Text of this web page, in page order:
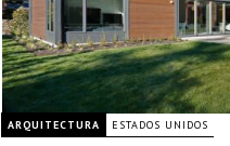
ARQUITECTURA ESTADOS UNIDOS